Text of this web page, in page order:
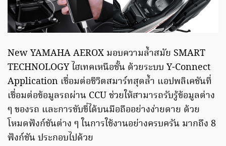
New YAMAHA AEROX มอบความล้ำสมัย SMART
TECHNOLOGY ไฮเทคเหนือชั้น ด้วยระบบ Y-Connect
Application เชื่อมต่อชีวิตสมาร์ทสุดล้ำ แอปพลิเคชันที่
เชื่อมต่อข้อมูลรถผ่าน CCU ช่วยให้สามารถรับรู้ข้อมูลต่าง
ๆ ของรถ และการขับขี่ได้บนมือถืออย่างง่ายดาย ด้วย
โหมดฟังก์ชันต่าง ๆ ในการใช้งานอย่างครบครัน มากถึง 8
ฟังก์ชัน ประกอบไปด้วย